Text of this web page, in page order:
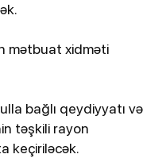
mətbuat xidməti
bağlı qeydiyyatı və
təşkili rayon
keçiriləcək.